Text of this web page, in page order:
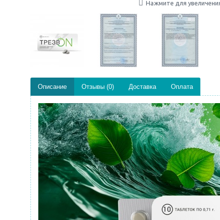
Нажмите для
Описание Отзывы (0) Доставка Оплата